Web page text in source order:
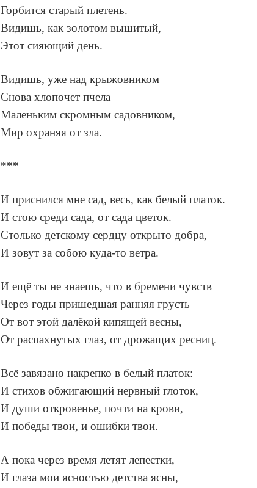
Горбится старый плетень.
Видишь, как золотом вышитый,
Этот сияющий день.
Видишь, уже над крыжовником
Снова хлопочет пчела
Маленьким скромным садовником,
Мир охраняя от зла.
***
И приснился мне сад, весь, как белый платок.
И стою среди сада, от сада цветок.
Столько детскому сердцу открыто добра,
И зовут за собою куда-то ветра.
И ещё ты не знаешь, что в бремени чувств
Через годы пришедшая ранняя грусть
От вот этой далёкой кипящей весны,
От распахнутых глаз, от дрожащих ресниц.
Всё завязано накрепко в белый платок:
И стихов обжигающий нервный глоток,
И души откровенье, почти на крови,
И победы твои, и ошибки твои.
А пока через время летят лепестки,
И глаза мои ясностью детства ясны,